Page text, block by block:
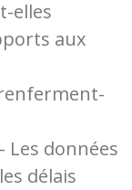
elles
aux
Les données
délais